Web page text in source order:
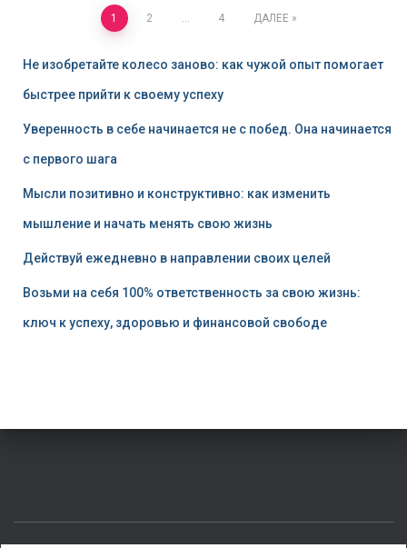
Пагинация
записей
1 2 … 4 ДАЛЕЕ
Не изобретайте колесо заново: как чужой опыт помогает
быстрее прийти к своему успеху
Уверенность в себе начинается не с побед. Она начинается
с первого шага
Мысли позитивно и конструктивно: как изменить
мышление и начать менять свою жизнь
Действуй ежедневно в направлении своих целей
Возьми на себя 100% ответственность за свою жизнь:
ключ к успеху, здоровью и финансовой свободе